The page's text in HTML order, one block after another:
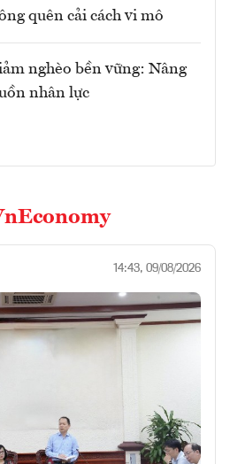
quên cải cách vi mô
nghèo bền vững: Nâng
nhân lực
14:43, 09/08/2026